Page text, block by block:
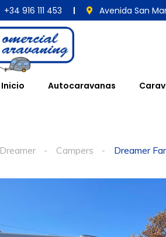
+34 916 111 453 Avenida San
Inicio Autocaravanas
Dreamer Campers Dreamer